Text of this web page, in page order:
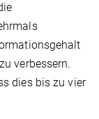
verbessern.
dies bis zu vier